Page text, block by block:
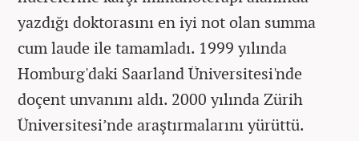
yazdığı doktorasını en iyi not olan summa
cum laude ile tamamladı. 1999 yılında
Homburg'daki Saarland Üniversitesi'nde
doçent unvanını aldı. 2000 yılında Zürih
Üniversitesi’nde araştırmalarını yürüttü.